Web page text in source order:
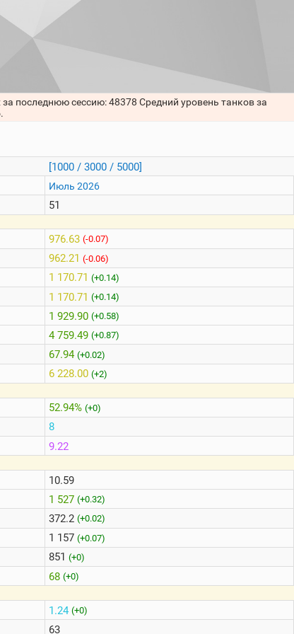
последнюю сессию: 48378 Средний уровень танков за
[1000 / 3000 / 5000]
Июль 2026
51
976.63 (-0.07)
962.21 (-0.06)
1 170.71 (+0.14)
1 170.71 (+0.14)
1 929.90 (+0.58)
4 759.49 (+0.87)
67.94 (+0.02)
6 228.00 (+2)
52.94% (+0)
8
9.22
10.59
1 527 (+0.32)
372.2 (+0.02)
1 157 (+0.07)
851 (+0)
68 (+0)
1.24 (+0)
63